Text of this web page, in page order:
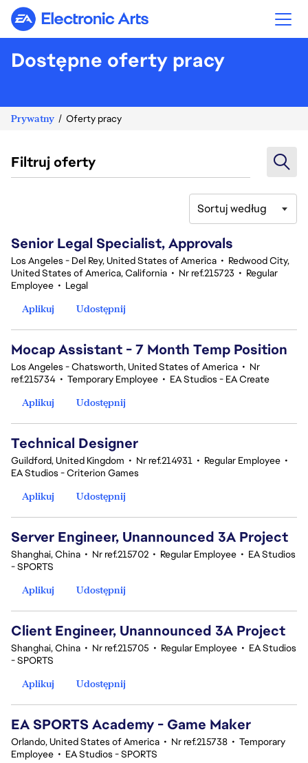
Electronic Arts
Dostępne oferty pracy
Prywatny Oferty pracy
Filtruj oferty
Sortuj według
Senior Legal Specialist, Approvals
Los Angeles - Del Rey, United States of America • Redwood City,
United States of America, California • Nr ref.215723 • Regular
Employee • Legal
Aplikuj
Udostępnij
Mocap Assistant - 7 Month Temp Position
Los Angeles - Chatsworth, United States of America • Nr
ref.215734 • Temporary Employee • EA Studios - EA Create
Aplikuj
Udostępnij
Technical Designer
Guildford, United Kingdom • Nr ref.214931 • Regular Employee •
EA Studios - Criterion Games
Aplikuj
Udostępnij
Server Engineer, Unannounced 3A Project
Shanghai, China • Nr ref.215702 • Regular Employee • EA Studios
- SPORTS
Aplikuj
Udostępnij
Client Engineer, Unannounced 3A Project
Shanghai, China • Nr ref.215705 • Regular Employee • EA Studios
- SPORTS
Aplikuj
Udostępnij
EA SPORTS Academy - Game Maker
Orlando, United States of America • Nr ref.215738 • Temporary
Employee • EA Studios - SPORTS